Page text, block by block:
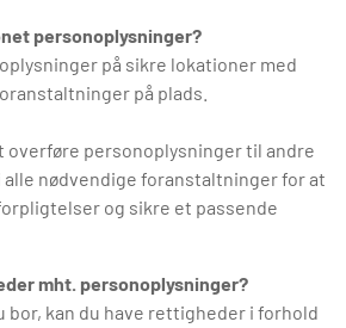
personoplysninger?
på sikre lokationer med
på plads.
overføre personoplysninger til andre
nødvendige foranstaltninger for at
og sikre et passende
mht. personoplysninger?
kan du have rettigheder i forhold